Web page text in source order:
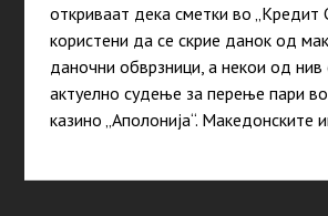
откриваат дека сметки во „Кредит
користени да се скрие данок од
даночни обврзници, а некои од
актуелно судење за перење пари во
казино „Аполонија“. Македонските